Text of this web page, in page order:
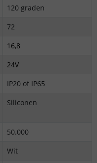
120 graden
72
16,8
24V
IP20 of IP65
Siliconen
50.000
Wit